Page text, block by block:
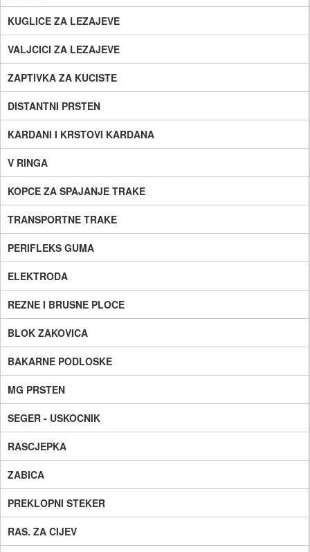
KUGLICE ZA LEZAJEVE
VALJCICI ZA LEZAJEVE
ZAPTIVKA ZA KUCISTE
DISTANTNI PRSTEN
KARDANI I KRSTOVI KARDANA
V RINGA
KOPCE ZA SPAJANJE TRAKE
TRANSPORTNE TRAKE
PERIFLEKS GUMA
ELEKTRODA
REZNE I BRUSNE PLOCE
BLOK ZAKOVICA
BAKARNE PODLOSKE
MG PRSTEN
SEGER - USKOCNIK
RASCJEPKA
ZABICA
PREKLOPNI STEKER
RAS. ZA CIJEV